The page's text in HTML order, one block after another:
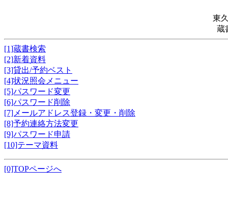
東
蔵
[1]蔵書検索
[2]新着資料
[3]貸出/予約ベスト
[4]状況照会メニュー
[5]パスワード変更
[6]パスワード削除
[7]メールアドレス登録・変更・削除
[8]予約連絡方法変更
[9]パスワード申請
[10]テーマ資料
[0]TOPページへ